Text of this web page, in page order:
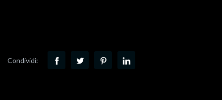
Condividi: